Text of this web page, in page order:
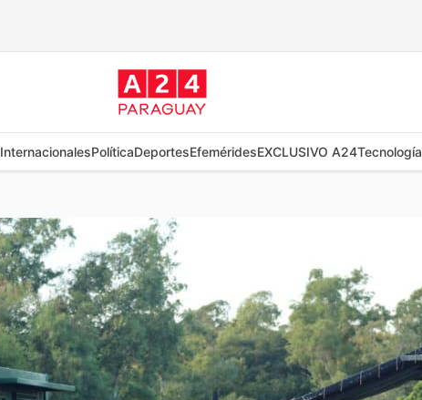
InternacionalesPolíticaDeportesEfeméridesEXCLUSIVO A24Tecnología